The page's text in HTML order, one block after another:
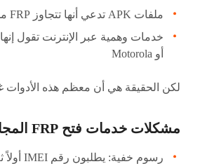
ملفات APK تدعي أنها تتجاوز FRP مجانًا
أو Motorola
لكن الحقيقة هي أن معظم هذه الأدوات
مشكلات خدمات فتح FRP المجانية
رسوم خفية: يطلبون رقم IMEI أولاً ثم يطالبون بالدفع.